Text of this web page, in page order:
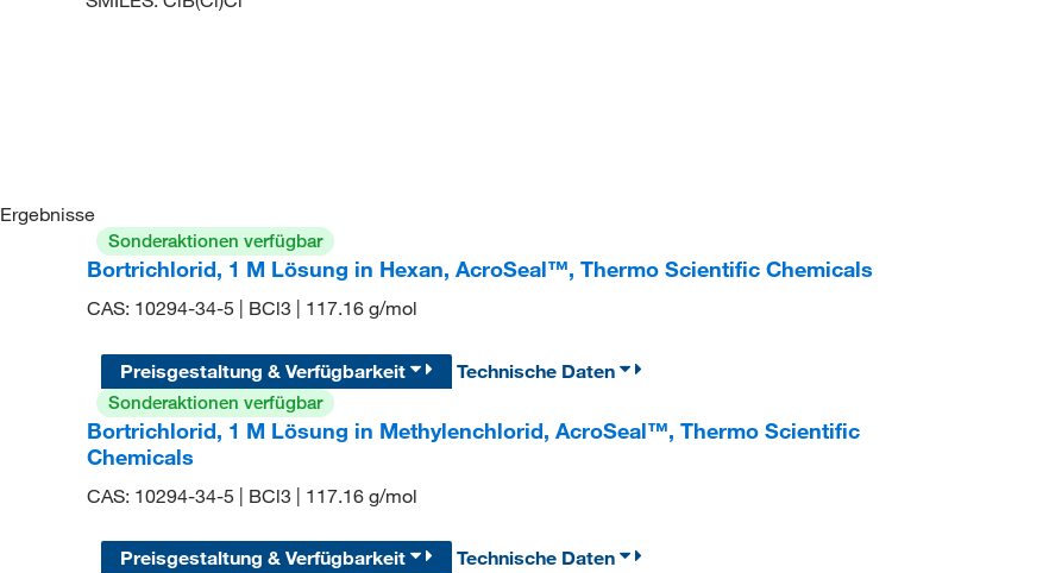
Ergebnisse
Sonderaktionen verfügbar
Bortrichlorid, 1 M Lösung in Hexan, AcroSeal™, Thermo Scientific Chemicals
CAS: 10294-34-5 | BCl3 | 117.16 g/mol
Preisgestaltung & Verfügbarkeit
Technische Daten
Sonderaktionen verfügbar
Bortrichlorid, 1 M Lösung in Methylenchlorid, AcroSeal™, Thermo Scientific
Chemicals
CAS: 10294-34-5 | BCl3 | 117.16 g/mol
Preisgestaltung & Verfügbarkeit
Technische Daten